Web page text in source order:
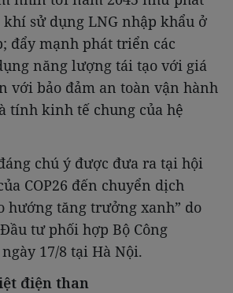
sử dụng LNG nhập khẩu ở
đẩy mạnh phát triển các
năng lượng tái tạo với giá
với bảo đảm an toàn vận hành
tính kinh tế chung của hệ
chú ý được đưa ra tại hội
COP26 đến chuyển dịch
hướng tăng trưởng xanh” do
tư phối hợp Bộ Công
17/8 tại Hà Nội.
điện than